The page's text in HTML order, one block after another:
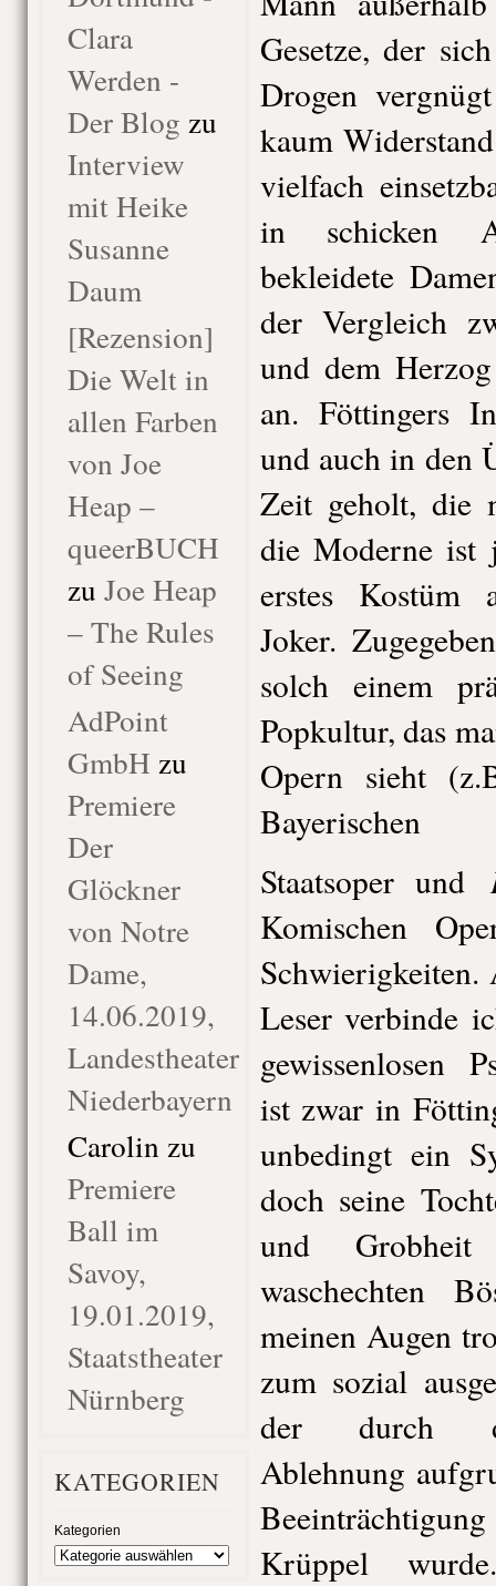
Clara
Werden -
Der Blog zu
Interview
mit Heike
Susanne
Daum
[Rezension]
Die Welt in
allen Farben
von Joe
Heap –
queerBUCH
zu Joe Heap
– The Rules
of Seeing
AdPoint
GmbH zu
Premiere
Der
Glöckner
von Notre
Dame,
14.06.2019,
Landestheater
Niederbayern
Carolin zu
Premiere
Ball im
Savoy,
19.01.2019,
Staatstheater
Nürnberg
KATEGORIEN
Kategorien
Gesetze, der
Drogen
kaum
vielfach
in schicken
bekleidete
der Vergleich
und dem
an. Föttingers
und auch in den
Zeit geholt, die
die Moderne ist
erstes Kostüm
Joker.
solch einem
Popkultur, das
Opern sieht
Bayerischen
Staatsoper und
Komischen
Schwierigkeiten.
Leser verbinde
gewissenlosen
ist zwar in
unbedingt ein
doch seine
und
waschechten
meinen Augen
zum sozial
der durch
Ablehnung
Krüppel